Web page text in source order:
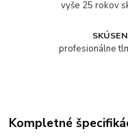
vyše 25 rokov
profesionálne
Kompletné